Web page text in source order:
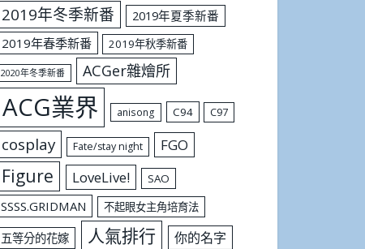
2019年冬季新番
2019年夏季新番
2019年春季新番
2019年秋季新番
2020年冬季新番 ACGer雜燴所
ACG業界 anisong C94 C97
cosplay Fate/stay night FGO
Figure LoveLive! SAO
SSSS.GRIDMAN 不起眼女主角培育法
五等分的花嫁 人氣排行 你的名字